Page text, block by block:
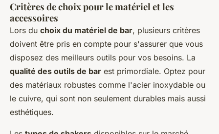
Critères de choix pour le matériel et les
accessoires
Lors du choix du matériel de bar, plusieurs critères
doivent être pris en compte pour s'assurer que vous
disposez des meilleurs outils pour vos besoins. La
qualité des outils de bar est primordiale. Optez pour
des matériaux robustes comme l'acier inoxydable ou
le cuivre, qui sont non seulement durables mais aussi
esthétiques.